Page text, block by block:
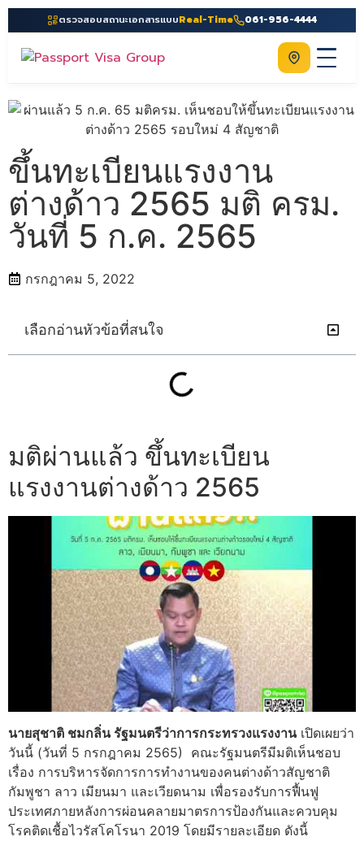
ตรวจสอบสถานะเอกสารแบบReal-Time 061-956-4444
Home
บริการ
คู่มือ
ความรู้
ประเทศ
ติดต่อเรา
ขึ้นทะเบียนแรงงาน
ต่างด้าว 2565 มติ ครม.
วันที่ 5 ก.ค. 2565
กรกฎาคม 5, 2022
เลือกอ่านหัวข้อที่สนใจ
มติผ่านแล้ว ขึ้นทะเบียน
แรงงานต่างด้าว 2565
นายสุชาติ ชมกลิ่น รัฐมนตรีว่าการกระทรวงแรงงานเปิดเผยว่า
วันนี้ (วันที่ 5 กรกฎาคม 2565) คณะรัฐมนตรีมีมติเห็นชอบ
เรื่อง การบริหารจัดการการทำงานของคนต่างด้าวสัญชาติ
กัมพูชา ลาว เมียนมา และเวียดนาม เพื่อรองรับการฟื้นฟู
ประเทศภายหลังการผ่อนคลายมาตรการป้องกันและควบคุม
โรคติดเชื้อไวรัสโคโรนา 2019 โดยมีรายละเอียด ดังนี้